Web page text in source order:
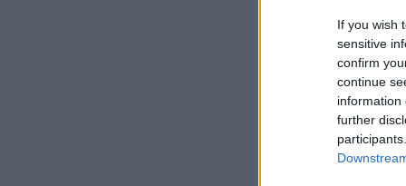
If you wish
sensitive
confirm
continue
information
further